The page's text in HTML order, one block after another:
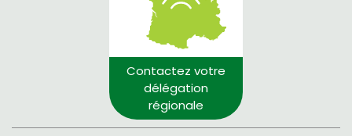
Contactez votre
délégation
régionale